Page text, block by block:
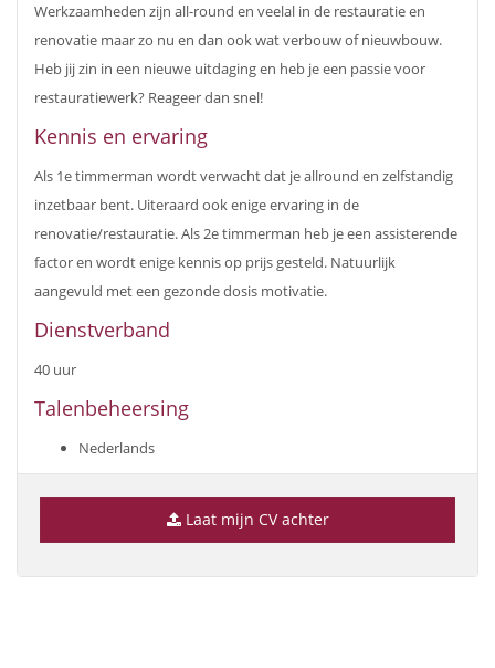
Werkzaamheden zijn all-round en veelal in de restauratie en
renovatie maar zo nu en dan ook wat verbouw of nieuwbouw.
Heb jij zin in een nieuwe uitdaging en heb je een passie voor
restauratiewerk? Reageer dan snel!
Kennis en ervaring
Als 1e timmerman wordt verwacht dat je allround en zelfstandig
inzetbaar bent. Uiteraard ook enige ervaring in de
renovatie/restauratie. Als 2e timmerman heb je een assisterende
factor en wordt enige kennis op prijs gesteld. Natuurlijk
aangevuld met een gezonde dosis motivatie.
Dienstverband
40 uur
Talenbeheersing
Nederlands
Laat mijn CV achter